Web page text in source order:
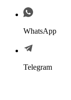
WhatsApp
Telegram